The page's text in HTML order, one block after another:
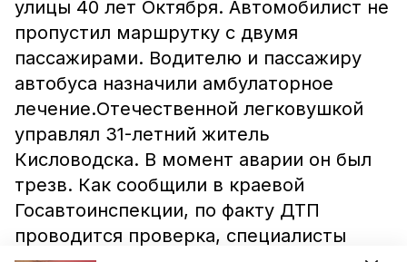
улицы 40 лет Октября. Автомобилист не
пропустил маршрутку с двумя
пассажирами. Водителю и пассажиру
автобуса назначили амбулаторное
лечение.Отечественной легковушкой
управлял 31-летний житель
Кисловодска. В момент аварии он был
трезв. Как сообщили в краевой
Госавтоинспекции, по факту ДТП
проводится проверка, специалисты